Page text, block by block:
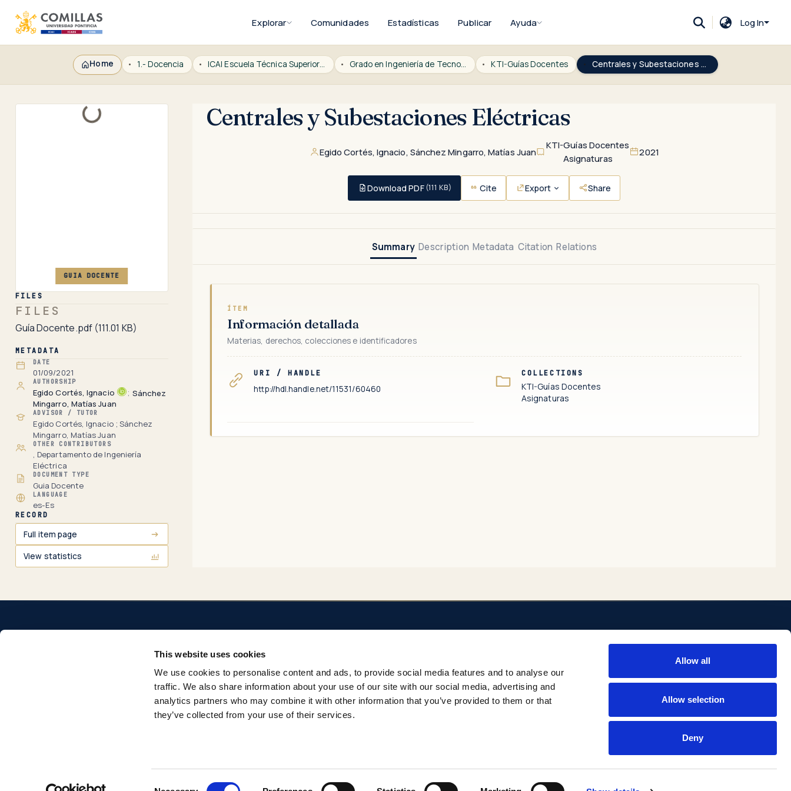
This website uses cookies
We use cookies to personalise content and ads, to provide social media features and to analyse our
traffic. We also share information about your use of our site with our social media, advertising and
analytics partners who may combine it with other information that you’ve provided to them or that
they’ve collected from your use of their services.
Allow all
Allow selection
Deny
Explorar Comunidades Estadísticas Publicar Ayuda Log In
Home 1.- Docencia ICAI Escuela Técnica Superior de Ingeniería Grado en Ingeniería de Tecnologías Industriales KTI-Guías Docentes Centrales y Subestaciones Eléctricas
Loading...
GUIA DOCENTE
FILES
FILES
Guía Docente.pdf (111.01 KB)
METADATA
DATE
01/09/2021
AUTHORSHIP
Egido Cortés, Ignacio ; Sánchez
Mingarro, Matías Juan
ADVISOR / TUTOR
Egido Cortés, Ignacio ; Sánchez
Mingarro, Matías Juan
OTHER CONTRIBUTORS
, Departamento de Ingeniería
Eléctrica
DOCUMENT TYPE
Guia Docente
LANGUAGE
es-Es
RECORD
Full item page
View statistics
Centrales y Subestaciones Eléctricas
Egido Cortés, Ignacio, Sánchez Mingarro, Matías Juan
KTI-Guías Docentes
Asignaturas
2021
Download PDF(111 KB) Cite Export Share
Summary Description Metadata Citation Relations
ÍTEM
Información detallada
Materias, derechos, colecciones e identificadores
URI / HANDLE
http://hdl.handle.net/11531/60460
COLLECTIONS
KTI-Guías Docentes
Asignaturas
Comillas. Acceso abierto a la producción académica e
Términos
Contacto
Investigación Comillas
© 2026 Universidad Pontificia Comillas. Todos los derechos reservados.